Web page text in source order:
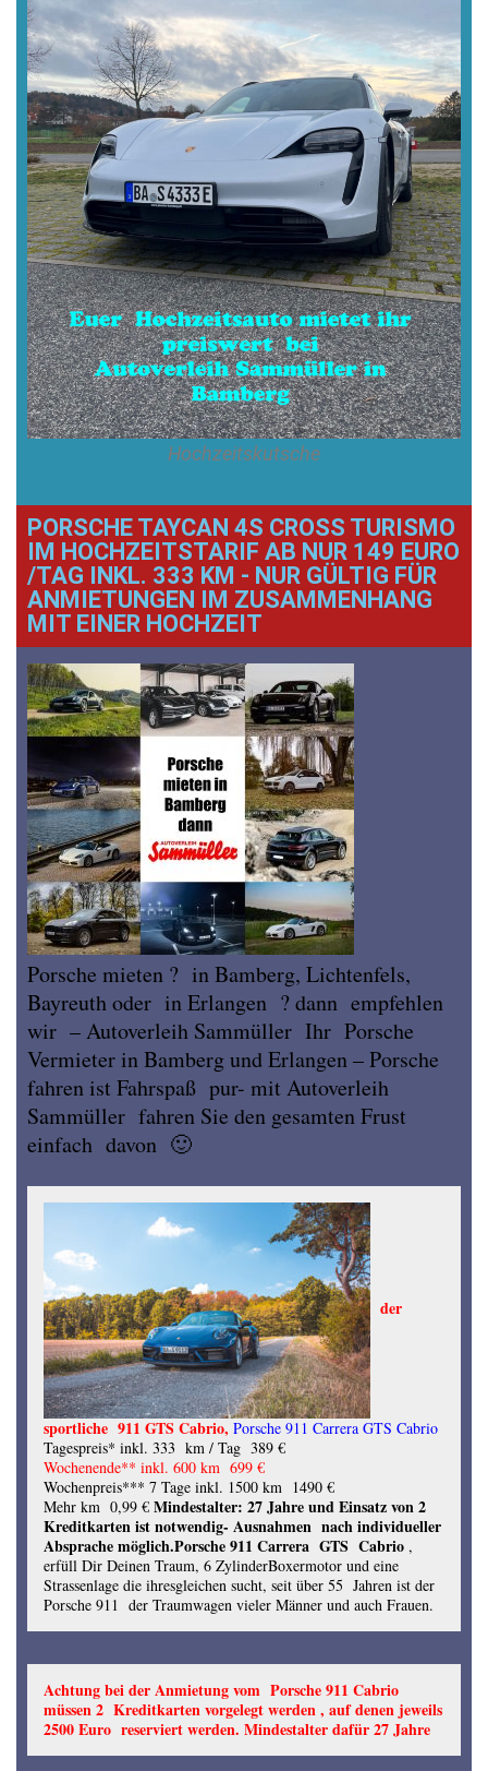
Hochzeitskutsche
PORSCHE TAYCAN 4S CROSS TURISMO
IM HOCHZEITSTARIF AB NUR 149 EURO
/TAG INKL. 333 KM - NUR GÜLTIG FÜR
ANMIETUNGEN IM ZUSAMMENHANG
MIT EINER HOCHZEIT
Porsche mieten ? in Bamberg, Lichtenfels,
Bayreuth oder in Erlangen ? dann empfehlen
wir – Autoverleih Sammüller Ihr Porsche
Vermieter in Bamberg und Erlangen – Porsche
fahren ist Fahrspaß pur- mit Autoverleih
Sammüller fahren Sie den gesamten Frust
einfach davon 🙂
der
sportliche 911 GTS Cabrio, Porsche 911 Carrera GTS Cabrio
Tagespreis* inkl. 333 km / Tag 389 €
Wochenende** inkl. 600 km 699 €
Wochenpreis*** 7 Tage inkl. 1500 km 1490 €
Mehr km 0,99 € Mindestalter: 27 Jahre und Einsatz von 2
Kreditkarten ist notwendig- Ausnahmen nach individueller
Absprache möglich.Porsche 911 Carrera GTS Cabrio ,
erfüll Dir Deinen Traum, 6 ZylinderBoxermotor und eine
Strassenlage die ihresgleichen sucht, seit über 55 Jahren ist der
Porsche 911 der Traumwagen vieler Männer und auch Frauen.
Achtung bei der Anmietung vom Porsche 911 Cabrio
müssen 2 Kreditkarten vorgelegt werden , auf denen jeweils
2500 Euro reserviert werden. Mindestalter dafür 27 Jahre